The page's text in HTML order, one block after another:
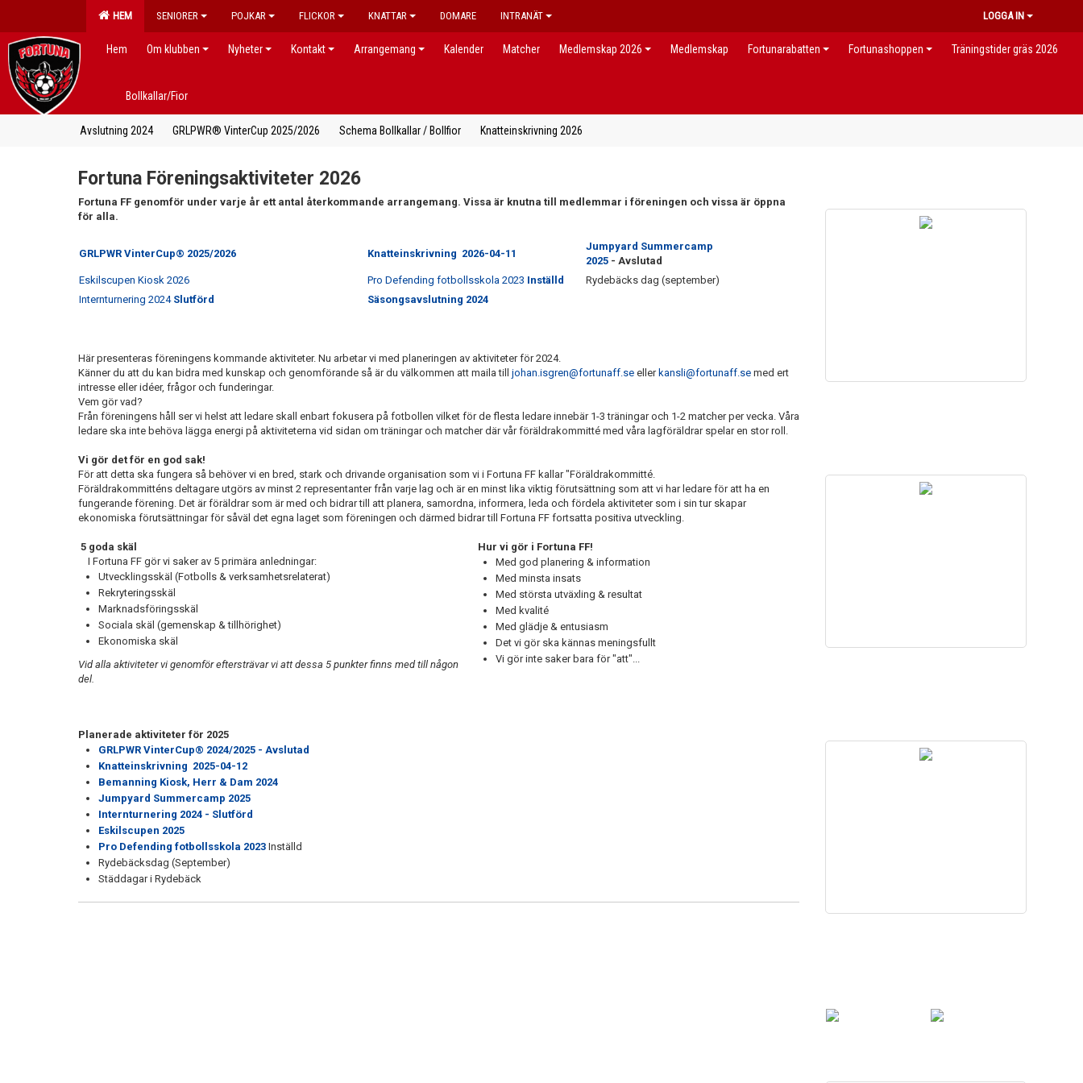
HEM SENIORER POJKAR FLICKOR KNATTAR DOMARE INTRANÄT LOGGA IN
Hem Om klubben Nyheter Kontakt Arrangemang Kalender Matcher Medlemskap 2026 Medlemskap Fortunarabatten Fortunashoppen Träningstider gräs 2026
Bollkallar/Fior
Avslutning 2024 GRLPWR® VinterCup 2025/2026 Schema Bollkallar / Bollfior Knatteinskrivning 2026
Fortuna Föreningsaktiviteter 2026
Fortuna FF genomför under varje år ett antal återkommande arrangemang. Vissa är knutna till medlemmar i föreningen och vissa är öppna
för alla.
GRLPWR VinterCup® 2025/2026 Knatteinskrivning 2026-04-11
Jumpyard Summercamp
2025 - Avslutad
Eskilscupen Kiosk 2026
Pro Defending fotbollsskola 2023 Inställd
Rydebäcks dag (september)
Internturnering 2024 Slutförd Säsongsavslutning 2024
Här presenteras föreningens kommande aktiviteter. Nu arbetar vi med planeringen av aktiviteter för 2024.
Känner du att du kan bidra med kunskap och genomförande så är du välkommen att maila till johan.isgren@fortunaff.se eller kansli@fortunaff.se med ert
intresse eller idéer, frågor och funderingar.
Vem gör vad?
Från föreningens håll ser vi helst att ledare skall enbart fokusera på fotbollen vilket för de flesta ledare innebär 1-3 träningar och 1-2 matcher per vecka. Våra
ledare ska inte behöva lägga energi på aktiviteterna vid sidan om träningar och matcher där vår föräldrakommitté med våra lagföräldrar spelar en stor roll.
Vi gör det för en god sak!
För att detta ska fungera så behöver vi en bred, stark och drivande organisation som vi i Fortuna FF kallar "Föräldrakommitté.
Föräldrakommitténs deltagare utgörs av minst 2 representanter från varje lag och är en minst lika viktig förutsättning som att vi har ledare för att ha en
fungerande förening. Det är föräldrar som är med och bidrar till att planera, samordna, informera, leda och fördela aktiviteter som i sin tur skapar
ekonomiska förutsättningar för såväl det egna laget som föreningen och därmed bidrar till Fortuna FF fortsatta positiva utveckling.
5 goda skäl
I Fortuna FF gör vi saker av 5 primära anledningar:
Utvecklingsskäl (Fotbolls & verksamhetsrelaterat)
Rekryteringsskäl
Marknadsföringsskäl
Sociala skäl (gemenskap & tillhörighet)
Ekonomiska skäl
Vid alla aktiviteter vi genomför eftersträvar vi att dessa 5 punkter finns med till någon
del.
Hur vi gör i Fortuna FF!
Med god planering & information
Med minsta insats
Med största utväxling & resultat
Med kvalité
Med glädje & entusiasm
Det vi gör ska kännas meningsfullt
Vi gör inte saker bara för "att"...
Planerade aktiviteter för 2025
GRLPWR VinterCup® 2024/2025 - Avslutad
Knatteinskrivning 2025-04-12
Bemanning Kiosk, Herr & Dam 2024
Jumpyard Summercamp 2025
Internturnering 2024 - Slutförd
Eskilscupen 2025
Pro Defending fotbollsskola 2023 Inställd
Rydebäcksdag (September)
Städdagar i Rydebäck